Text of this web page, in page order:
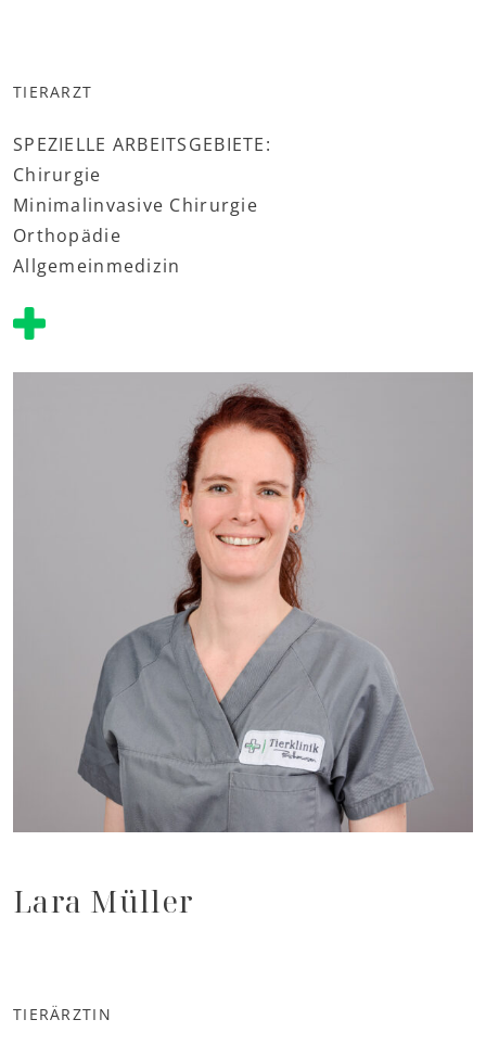
TIERARZT
SPEZIELLE ARBEITSGEBIETE:
Chirurgie
Minimalinvasive Chirurgie
Orthopädie
Allgemeinmedizin
Lara Müller
TIERÄRZTIN